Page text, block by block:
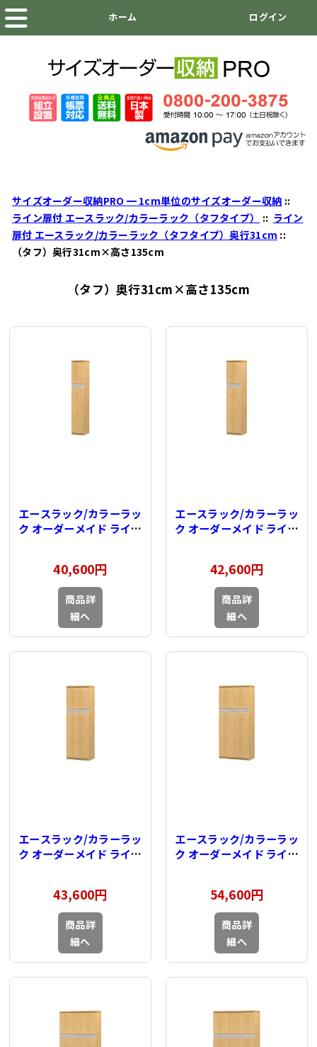
サイズオーダー収納PRO ━ 1cm単位のサイズオーダー収納 ::
ライン扉付 エースラック/カラーラック（タフタイプ）
:: ライン
扉付 エースラック/カラーラック（タフタイプ）奥行31cm ::
（タフ）奥行31cm×高さ135cm
（タフ）奥行31cm×高さ135cm
エースラック/カラーラッ
ク オーダーメイド ライン
24cm（タフタイプ）
40,600円
商品詳
細へ
エースラック/カラーラッ
ク オーダーメイド ライン
29cm（タフタイプ）
42,600円
商品詳
細へ
エースラック/カラーラッ
ク オーダーメイド ライン
44cm（タフタイプ）
43,600円
商品詳
細へ
エースラック/カラーラッ
ク オーダーメイド ライン
59cm（タフタイプ）
54,600円
商品詳
細へ